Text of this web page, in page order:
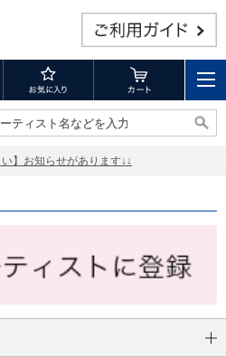
ティスト名などを入力
ティスト名などを入力
】お知らせがあります↓↓